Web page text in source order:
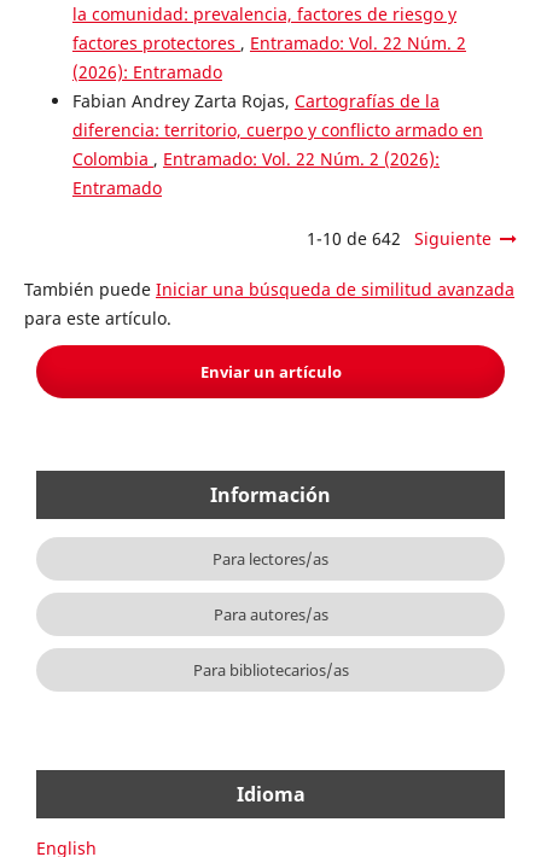
la comunidad: prevalencia, factores de riesgo y
factores protectores , Entramado: Vol. 22 Núm. 2
(2026): Entramado
Fabian Andrey Zarta Rojas, Cartografías de la
diferencia: territorio, cuerpo y conflicto armado en
Colombia , Entramado: Vol. 22 Núm. 2 (2026):
Entramado
1-10 de 642 Siguiente
También puede Iniciar una búsqueda de similitud avanzada
para este artículo.
Enviar un artículo
Información
Para lectores/as
Para autores/as
Para bibliotecarios/as
Idioma
English